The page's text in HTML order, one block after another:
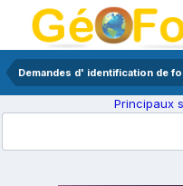
Demandes d' identification de
Principaux